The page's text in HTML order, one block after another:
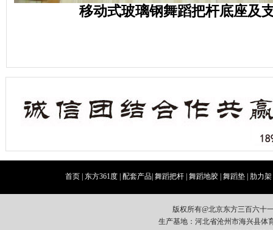
移动式玻璃钢舞蹈把杆底座及
首页| 东方361度| 配套产品| 舞蹈把杆| 舞蹈地胶| 舞蹈垫| 肋力架
版权所有@北京东方三百六十
生产基地：河北省沧州市海兴县体